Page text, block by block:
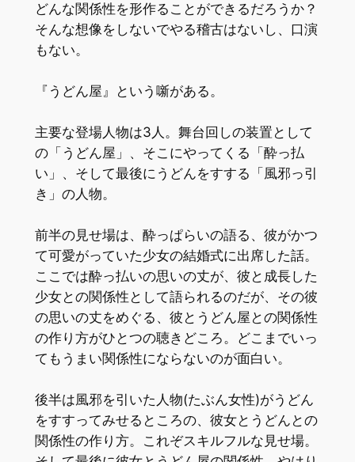
どんな関係性を形作ることができるだろうか？
そんな想像をしないでやる稽古はないし、口演
もない。
『うどん屋』という噺がある。
主要な登場人物は3人。舞台回しの装置として
の「うどん屋」、そこにやってくる「酔っ払
い」、そして最後にうどんをすする「風邪っ引
き」の人物。
前半の見せ場は、酔っぱらいの語る、彼がかつ
て可愛がっていた少女の結婚式に出席した話。
ここでは酔っ払いの思いの丈が、彼と成長した
少女との関係性として語られるのだが、その彼
の思いの丈をめぐる、彼とうどん屋との関係性
の作り方がひとつの聴きどころ。どこまでいっ
てもうまい関係性にならないのが面白い。
後半は風邪を引いた人物(たぶん女性)がうどん
をすすってみせるところの、彼女とうどんとの
関係性の作り方。これぞスキルフルな見せ場。